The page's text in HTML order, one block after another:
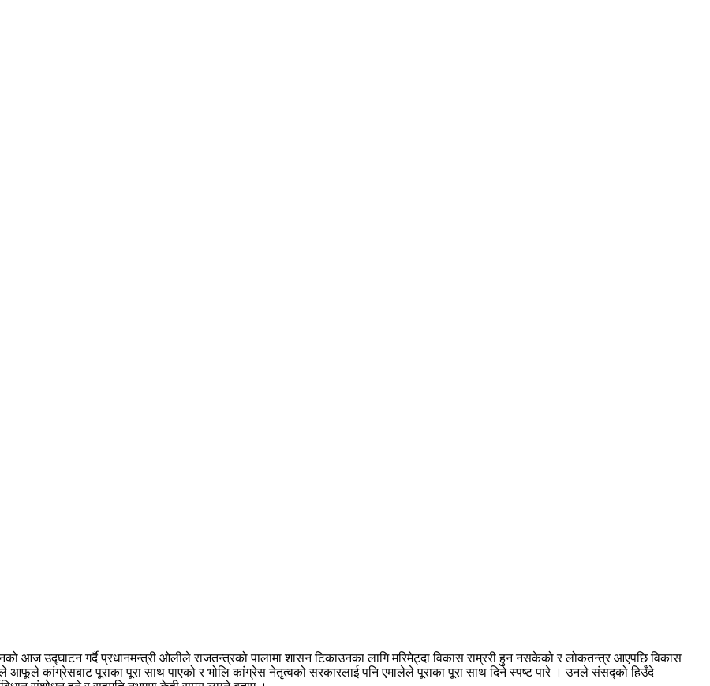
आज उद्घाटन गर्दै प्रधानमन्त्री ओलीले राजतन्त्रको पालामा शासन टिकाउनका लागि मरिमेट्दा विकास राम्ररी हुन नसकेको र लोकतन्त्र आएपछि विकास
आफूले कांग्रेसबाट पूराका पूरा साथ पाएको र भोलि कांग्रेस नेतृत्वको सरकारलाई पनि एमालेले पूराका पूरा साथ दिने स्पष्ट पारे । उनले संसद्को हिउँदे